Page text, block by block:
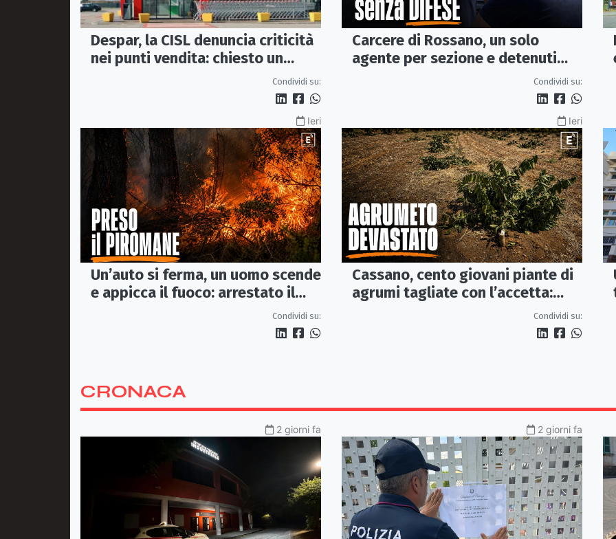
Despar, la CISL denuncia criticità
nei punti vendita: chiesto un
Condividi su:
Carcere di Rossano, un solo
agente per sezione e detenuti
psichiatrici senza cure: «La
sicurezza è venuta meno» |
Condividi su:
Ieri
Un’auto si ferma, un uomo scende
e appicca il fuoco: arrestato il
(presunto) piromane di Morano
Condividi su:
Ieri
Cassano, cento giovani piante di
agrumi tagliate con l’accetta:
Condividi su:
CRONACA
2 giorni fa 2 giorni fa